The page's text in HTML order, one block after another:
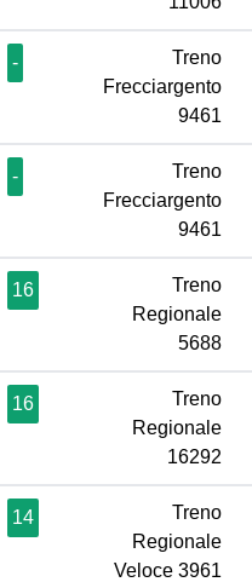
-
Treno
Frecciargento
9461
-
Treno
Frecciargento
9461
16
Treno
Regionale
5688
16
Treno
Regionale
16292
14
Treno
Regionale
Veloce 3961